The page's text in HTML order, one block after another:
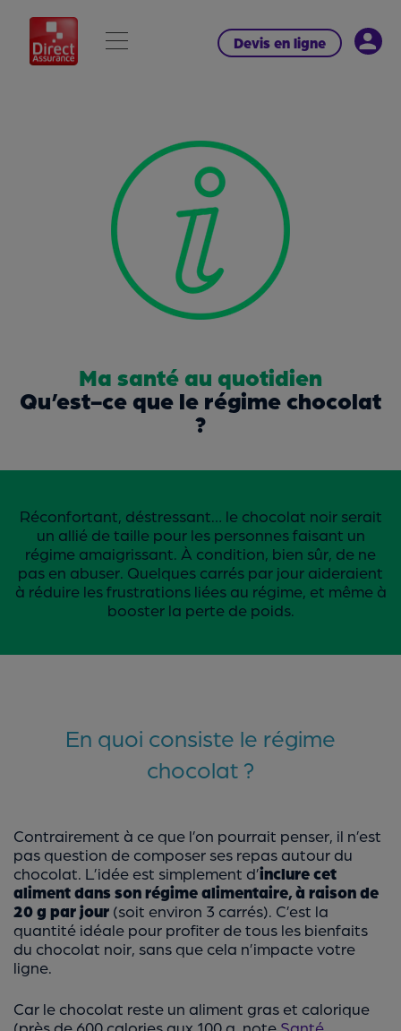
Devis en ligne
Ma santé au quotidien
Qu’est-ce que le régime chocolat
?
Réconfortant, déstressant… le chocolat noir serait
un allié de taille pour les personnes faisant un
régime amaigrissant. À condition, bien sûr, de ne
pas en abuser. Quelques carrés par jour aideraient
à réduire les frustrations liées au régime, et même à
booster la perte de poids.
En quoi consiste le régime
chocolat ?
Contrairement à ce que l’on pourrait penser, il n’est
pas question de composer ses repas autour du
chocolat. L’idée est simplement d’inclure cet
aliment dans son régime alimentaire, à raison de
20 g par jour (soit environ 3 carrés). C’est la
quantité idéale pour profiter de tous les bienfaits
du chocolat noir, sans que cela n’impacte votre
ligne.
Car le chocolat reste un aliment gras et calorique
(près de 600 calories aux 100 g, note Santé